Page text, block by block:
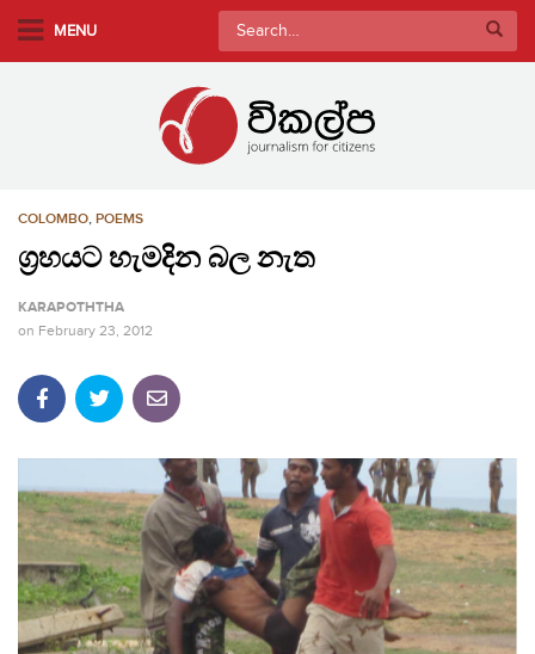
MENU
Search
for:
COLOMBO, POEMS
ග්‍රහයට හැමදින බල නැත
KARAPOTHTHA
on February 23, 2012